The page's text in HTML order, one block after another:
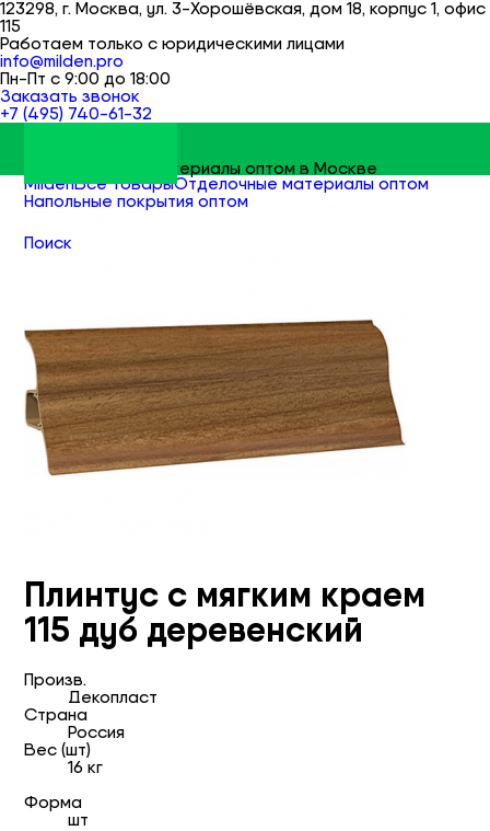
123298, г. Москва, ул. 3-Хорошёвская, дом 18, корпус 1, офис
115
Работаем только с юридическими лицами
info@milden.pro
Пн-Пт с 9:00 до 18:00
Заказать звонок
+7 (495) 740-61-32
Строительные материалы оптом в Москве
Поиск
MildenВсе товарыОтделочные материалы оптом
Напольные покрытия оптом
Плинтус с мягким краем
115 дуб деревенский
Произв.
Декопласт
Страна
Россия
Вес (шт)
16 кг
Форма
шт